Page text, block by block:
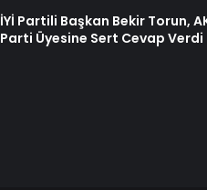
İYİ Partili Başkan Bekir Torun,
Parti Üyesine Sert Cevap Verdi